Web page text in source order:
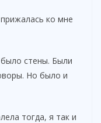
ко мне
стены. Были
Но было и
тогда, я так и